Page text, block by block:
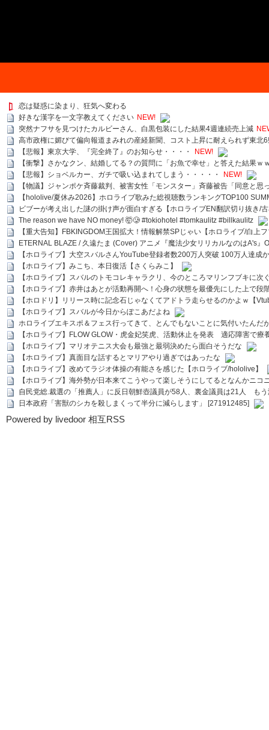
恋は疑惑に染まり、狂気へ変わる
好きな漢字を一文字教えてください NEW!
突然ナフサを見つけたカルビーさん、白黒包装にした結果4週連続売上減
高市政権に媚びて偏向報道まみれの産経新聞、コスト上昇に耐えられず東北
【悲報】東京大学、『完全終了』のお知らせ・・・・
NEW!
【衝撃】さかなクン、結婚してる？の質問に「お魚で幸せ」と答えた結果ｗ
【悲報】ショベルカー、ガチで吸い込まれてしまう・・・・・
NEW!
【物議】ジャンポケ斉藤裁判、被害女性「モンスター」斉藤被告「同意と
【hololive/夏休み2026】ホロライブ歌みた総視聴数ランキングTOP100
ビブーが考え出した謎の掛け声が面白すぎる【ホロライブEN翻訳切り抜き/
The reason we have NO money! 🤯🥲 #tokiohotel #tomkaulitz #billkaulitz
【重大告知】FBKINGDOM王国拡大！情報解禁SPじゃい【ホロライブ/白上
ETERNAL BLAZE / 久遠たま (Cover) アニメ『魔法少女リリカルなのはA's』
【ホロライブ】大空スバルさんYouTube登録者数200万人突破 100万人達成
【ホロライブ】みこち、本日復活【さくらみこ】
【ホロライブ】スバルのトモコレキャラクリ、今のところマリンフブキに
【ホロライブ】赤井はあとが活動再開へ！心身の状態を最優先にした上で段
【ホロドリ】リリース時に記念石じゃなくてアドトラ走らせるのかよｗ【
【ホロライブ】スバルが今日からぽこあだよね
ホロライブエキスポ＆フェス行ってきて、とんでもないことに気付いたんだ
【ホロライブ】FLOW GLOW・虎金妃笑虎、活動休止を発表 適応障害で療
【ホロライブ】マリオテニス大会も最強と最弱決めたら面白そうだな
【ホロライブ】真面目な話するとマリアやり過ぎではあったな
【ホロライブ】改めてラジオ体操の有能さを感じた【ホロライブ/hololive】
【ホロライブ】海外勢が日本来てこうやって楽しそうにしてるとなんかニコ
自民党総.裁選の「推薦人」に反日朝鮮壺議員が58人、裏金議員は21人 も
日本政府「害獣のシカを殺しまくって半分に減らします」 [271912485]
Powered by livedoor 相互RSS